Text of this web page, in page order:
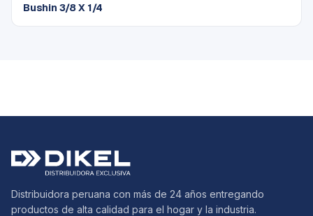
Bushin 3/8 X 1/4
Distribuidora peruana con más de 24 años entregando
productos de alta calidad para el hogar y la industria.